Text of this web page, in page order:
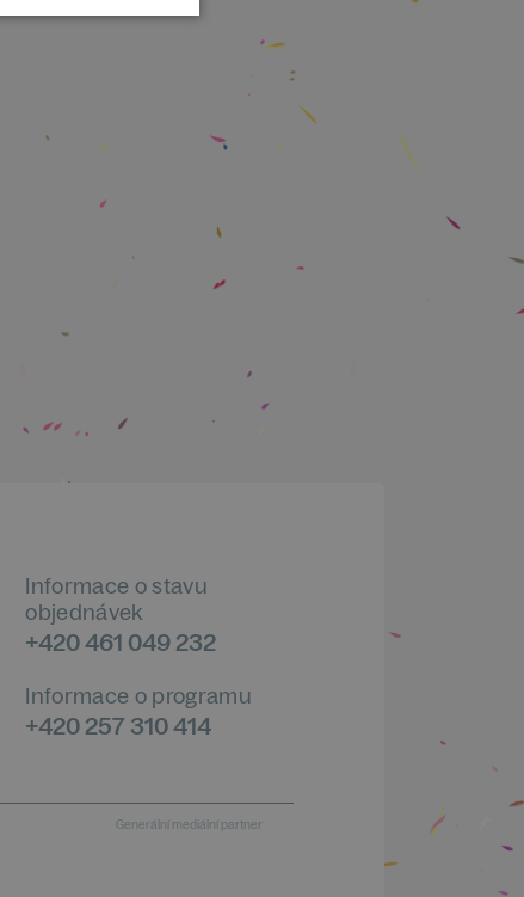
Informace o stavu
objednávek
+420 461 049 232
Informace o programu
+420 257 310 414
Generální mediální partner